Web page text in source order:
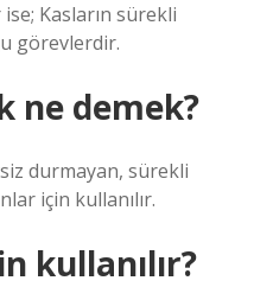
Kasların sürekli
görevlerdir.
ne demek?
durmayan, sürekli
için kullanılır.
kullanılır?